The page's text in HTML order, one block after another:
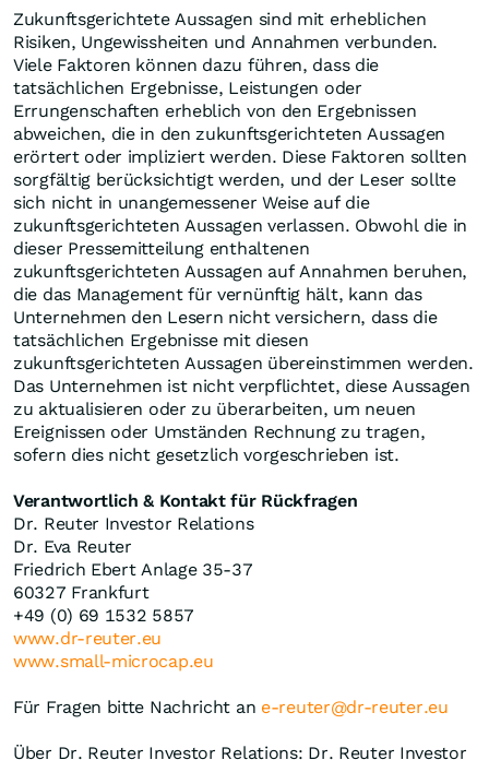
Zukunftsgerichtete Aussagen sind mit erheblichen
Risiken, Ungewissheiten und Annahmen verbunden.
Viele Faktoren können dazu führen, dass die
tatsächlichen Ergebnisse, Leistungen oder
Errungenschaften erheblich von den Ergebnissen
abweichen, die in den zukunftsgerichteten Aussagen
erörtert oder impliziert werden. Diese Faktoren sollten
sorgfältig berücksichtigt werden, und der Leser sollte
sich nicht in unangemessener Weise auf die
zukunftsgerichteten Aussagen verlassen. Obwohl die in
dieser Pressemitteilung enthaltenen
zukunftsgerichteten Aussagen auf Annahmen beruhen,
die das Management für vernünftig hält, kann das
Unternehmen den Lesern nicht versichern, dass die
tatsächlichen Ergebnisse mit diesen
zukunftsgerichteten Aussagen übereinstimmen werden.
Das Unternehmen ist nicht verpflichtet, diese Aussagen
zu aktualisieren oder zu überarbeiten, um neuen
Ereignissen oder Umständen Rechnung zu tragen,
sofern dies nicht gesetzlich vorgeschrieben ist.
Verantwortlich & Kontakt für Rückfragen
Dr. Reuter Investor Relations
Dr. Eva Reuter
Friedrich Ebert Anlage 35-37
60327 Frankfurt
+49 (0) 69 1532 5857
www.dr-reuter.eu
www.small-microcap.eu
Für Fragen bitte Nachricht an e-reuter@dr-reuter.eu
Über Dr. Reuter Investor Relations: Dr. Reuter Investor